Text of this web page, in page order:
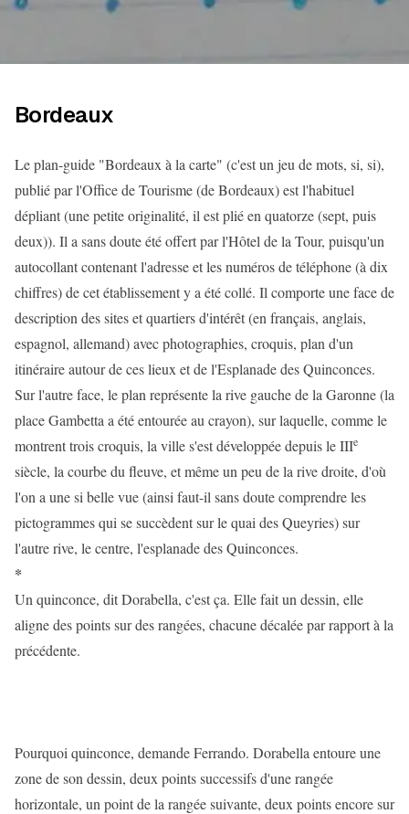
Bordeaux
Le plan-guide "Bordeaux à la carte" (c'est un jeu de mots, si, si),
publié par l'Office de Tourisme (de Bordeaux) est l'habituel
dépliant (une petite originalité, il est plié en quatorze (sept, puis
deux)). Il a sans doute été offert par l'Hôtel de la Tour, puisqu'un
autocollant contenant l'adresse et les numéros de téléphone (à dix
chiffres) de cet établissement y a été collé. Il comporte une face de
description des sites et quartiers d'intérêt (en français, anglais,
espagnol, allemand) avec photographies, croquis, plan d'un
itinéraire autour de ces lieux et de l'Esplanade des Quinconces.
Sur l'autre face, le plan représente la rive gauche de la Garonne (la
place Gambetta a été entourée au crayon), sur laquelle, comme le
montrent trois croquis, la ville s'est développée depuis le IIIe
siècle, la courbe du fleuve, et même un peu de la rive droite, d'où
l'on a une si belle vue (ainsi faut-il sans doute comprendre les
pictogrammes qui se succèdent sur le quai des Queyries) sur
l'autre rive, le centre, l'esplanade des Quinconces.
*
Un quinconce, dit Dorabella, c'est ça. Elle fait un dessin, elle
aligne des points sur des rangées, chacune décalée par rapport à la
précédente.
Pourquoi quinconce, demande Ferrando. Dorabella entoure une
zone de son dessin, deux points successifs d'une rangée
horizontale, un point de la rangée suivante, deux points encore sur